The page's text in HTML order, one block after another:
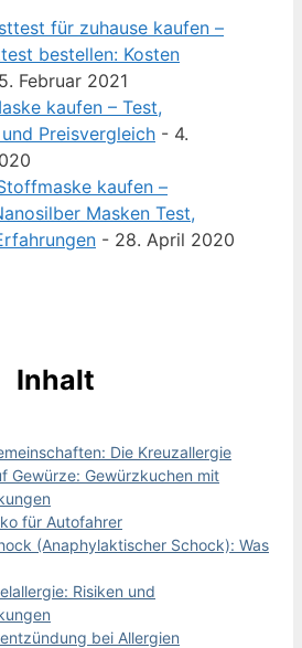
für zuhause kaufen –
bestellen: Kosten
Februar 2021
kaufen – Test,
Preisvergleich - 4.
kaufen –
Masken Test,
- 28. April 2020
Inhalt
Die Kreuzallergie
Gewürze: Gewürzkuchen mit
für Autofahrer
(Anaphylaktischer Schock): Was
Risiken und
bei Allergien